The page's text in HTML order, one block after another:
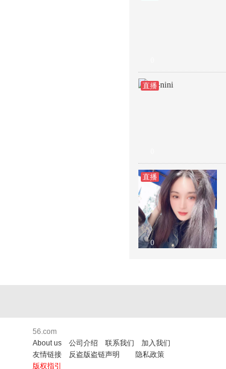
直播
直播
0
56.com
About us
公司介绍 联系我们
加入我们
友情链接
反盗版盗链声明
隐私政策
版权指引